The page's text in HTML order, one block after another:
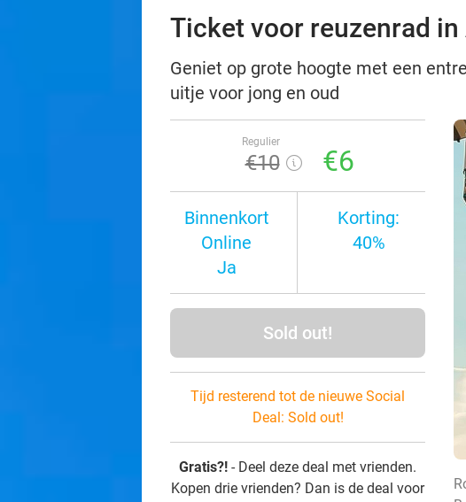
Ticket voor reuzenrad in
Geniet op grote hoogte met een
uitje voor jong en oud
Regulier
€10 €6
Binnenkort
Online
Ja
Korting:
40%
Sold out!
Tijd resterend tot de nieuwe Social
Deal: Sold out!
Gratis?! - Deel deze deal met vrienden.
Kopen drie vrienden? Dan is de deal voor